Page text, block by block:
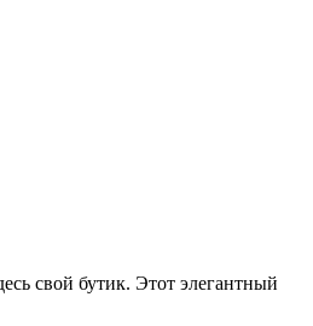
свой бутик. Этот элегантный